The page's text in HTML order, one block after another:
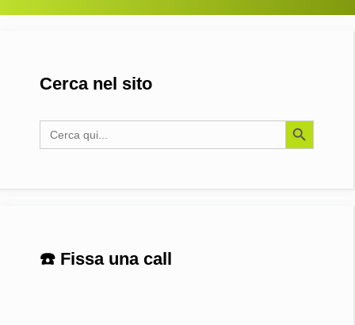
Cerca nel sito
Search
for:
Search Button
☎️ Fissa una call